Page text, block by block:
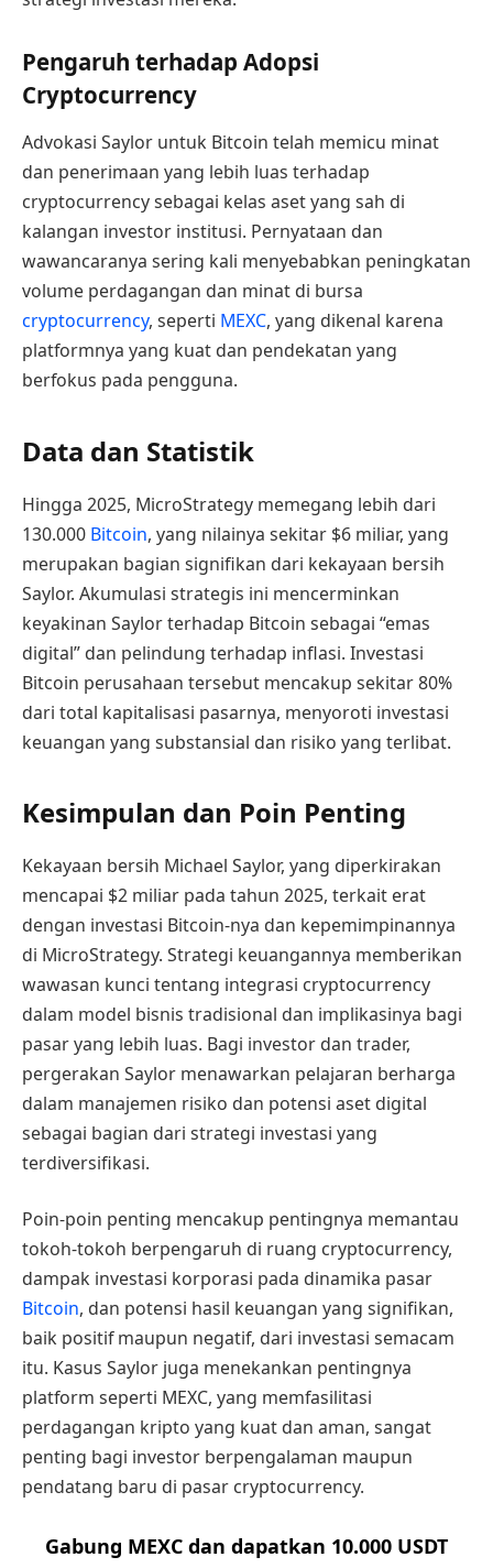
Pengaruh terhadap Adopsi
Cryptocurrency
Advokasi Saylor untuk Bitcoin telah memicu minat
dan penerimaan yang lebih luas terhadap
cryptocurrency sebagai kelas aset yang sah di
kalangan investor institusi. Pernyataan dan
wawancaranya sering kali menyebabkan peningkatan
volume perdagangan dan minat di bursa
cryptocurrency, seperti MEXC, yang dikenal karena
platformnya yang kuat dan pendekatan yang
berfokus pada pengguna.
Data dan Statistik
Hingga 2025, MicroStrategy memegang lebih dari
130.000 Bitcoin, yang nilainya sekitar $6 miliar, yang
merupakan bagian signifikan dari kekayaan bersih
Saylor. Akumulasi strategis ini mencerminkan
keyakinan Saylor terhadap Bitcoin sebagai “emas
digital” dan pelindung terhadap inflasi. Investasi
Bitcoin perusahaan tersebut mencakup sekitar 80%
dari total kapitalisasi pasarnya, menyoroti investasi
keuangan yang substansial dan risiko yang terlibat.
Kesimpulan dan Poin Penting
Kekayaan bersih Michael Saylor, yang diperkirakan
mencapai $2 miliar pada tahun 2025, terkait erat
dengan investasi Bitcoin-nya dan kepemimpinannya
di MicroStrategy. Strategi keuangannya memberikan
wawasan kunci tentang integrasi cryptocurrency
dalam model bisnis tradisional dan implikasinya bagi
pasar yang lebih luas. Bagi investor dan trader,
pergerakan Saylor menawarkan pelajaran berharga
dalam manajemen risiko dan potensi aset digital
sebagai bagian dari strategi investasi yang
terdiversifikasi.
Poin-poin penting mencakup pentingnya memantau
tokoh-tokoh berpengaruh di ruang cryptocurrency,
dampak investasi korporasi pada dinamika pasar
Bitcoin, dan potensi hasil keuangan yang signifikan,
baik positif maupun negatif, dari investasi semacam
itu. Kasus Saylor juga menekankan pentingnya
platform seperti MEXC, yang memfasilitasi
perdagangan kripto yang kuat dan aman, sangat
penting bagi investor berpengalaman maupun
pendatang baru di pasar cryptocurrency.
Gabung MEXC dan dapatkan 10.000 USDT